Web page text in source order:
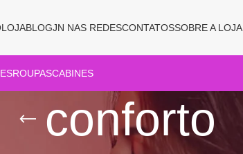
LOJABLOGJN NAS REDESCONTATOSSOBRE A LOJA
ROUPASCABINES
conforto